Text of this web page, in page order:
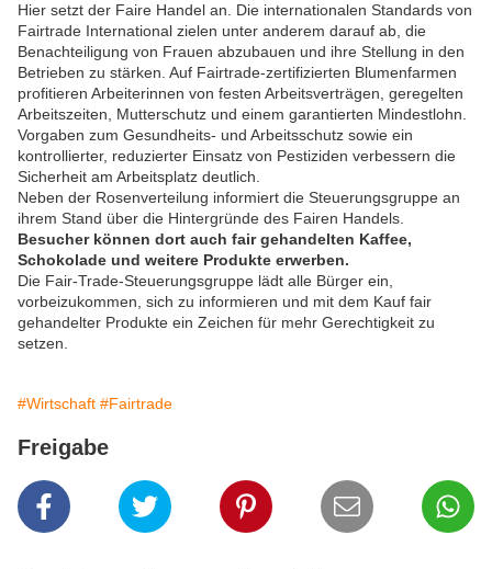
Hier setzt der Faire Handel an. Die internationalen Standards von
Fairtrade International zielen unter anderem darauf ab, die
Benachteiligung von Frauen abzubauen und ihre Stellung in den
Betrieben zu stärken. Auf Fairtrade-zertifizierten Blumenfarmen
profitieren Arbeiterinnen von festen Arbeitsverträgen, geregelten
Arbeitszeiten, Mutterschutz und einem garantierten Mindestlohn.
Vorgaben zum Gesundheits- und Arbeitsschutz sowie ein
kontrollierter, reduzierter Einsatz von Pestiziden verbessern die
Sicherheit am Arbeitsplatz deutlich.
Neben der Rosenverteilung informiert die Steuerungsgruppe an
ihrem Stand über die Hintergründe des Fairen Handels.
Besucher können dort auch fair gehandelten Kaffee,
Schokolade und weitere Produkte erwerben.
Die Fair-Trade-Steuerungsgruppe lädt alle Bürger ein,
vorbeizukommen, sich zu informieren und mit dem Kauf fair
gehandelter Produkte ein Zeichen für mehr Gerechtigkeit zu
setzen.
#Wirtschaft #Fairtrade
Freigabe